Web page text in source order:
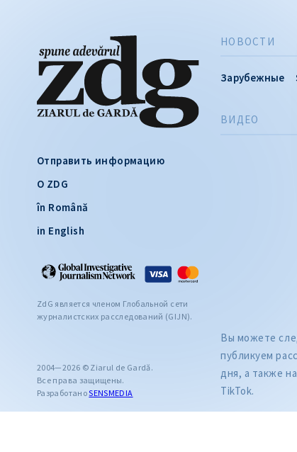
Отправить информацию
О ZDG
în Română
in English
ZdG является членом Глобальной сети
журналистских расследований (GIJN).
2004—2026 © Ziarul de Gardă.
Все права защищены.
РазработаноSENSMEDIA
НОВОСТИ
Зарубежные
ВИДЕО
Вы можете
публикуем
дня, а также
TikTok.